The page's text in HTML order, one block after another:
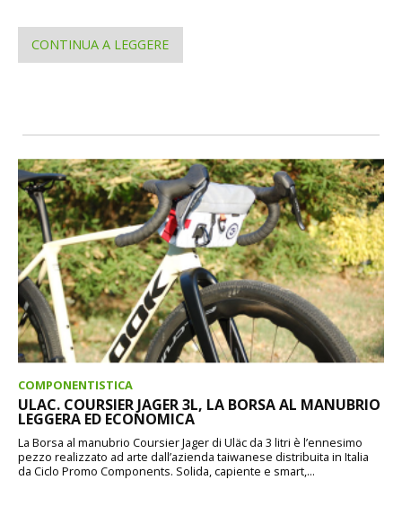
CONTINUA A LEGGERE
COMPONENTISTICA
ULAC. COURSIER JAGER 3L, LA BORSA AL MANUBRIO
LEGGERA ED ECONOMICA
La Borsa al manubrio Coursier Jager di Uläc da 3 litri è l’ennesimo
pezzo realizzato ad arte dall’azienda taiwanese distribuita in Italia
da Ciclo Promo Components. Solida, capiente e smart,...